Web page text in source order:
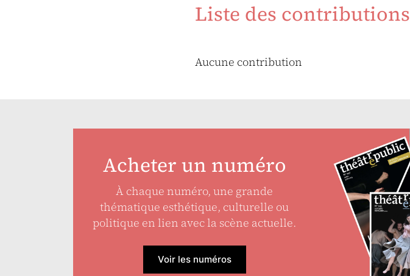
Liste des contributions
Aucune contribution
Acheter un numéro
À chaque numéro, une grande
thématique esthétique, culturelle ou
politique en lien avec la scène actuelle.
Voir les numéros